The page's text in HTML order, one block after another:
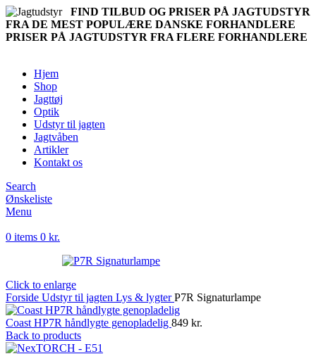
FIND TILBUD OG PRISER PÅ JAGTUDSTYR
FRA DE MEST POPULÆRE DANSKE FORHANDLERE
PRISER PÅ JAGTUDSTYR FRA FLERE FORHANDLERE
Hjem
Shop
Jagttøj
Optik
Udstyr til jagten
Jagtvåben
Artikler
Kontakt os
Search
Ønskeliste
Menu
0 items 0 kr.
Click to enlarge
Forside Udstyr til jagten Lys & lygterP7R Signaturlampe
Coast HP7R håndlygte genopladelig 849 kr.
Back to products